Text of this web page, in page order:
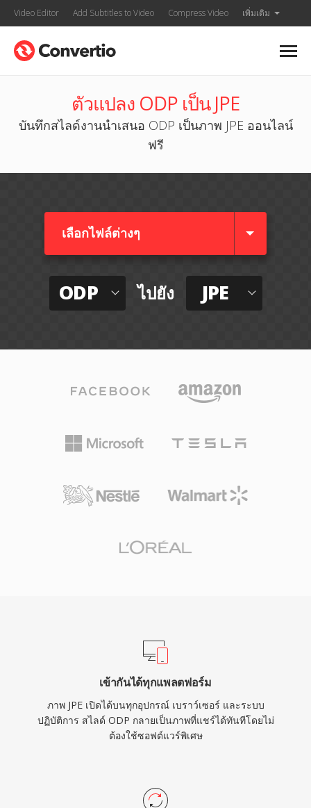
Video Editor Add Subtitles to Video Compress Video เพิ่มเติม
ตัวแปลง ODP เป็น JPE
บันทึกสไลด์งานนำเสนอ ODP เป็นภาพ JPE ออนไลน์
ฟรี
เลือกไฟล์ต่างๆ​
ODP ไปยัง JPE
เข้ากันได้ทุกแพลตฟอร์ม
ภาพ JPE เปิดได้บนทุกอุปกรณ์ เบราว์เซอร์ และระบบ
ปฏิบัติการ สไลด์ ODP กลายเป็นภาพที่แชร์ได้ทันทีโดยไม่
ต้องใช้ซอฟต์แวร์พิเศษ